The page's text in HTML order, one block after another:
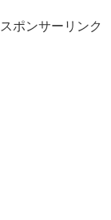
スポンサーリンク